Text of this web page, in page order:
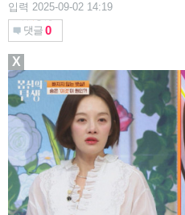
입력 2025-09-02 14:19
댓글 0
X